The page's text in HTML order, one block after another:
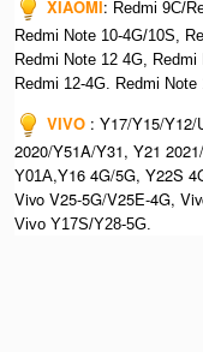
XIAOMI: Redmi 9C/
Redmi Note 10-4G/10S,
Redmi Note 12 4G,
Redmi
Redmi 12-4G.
Redmi Note
VIVO : Y17/Y15/Y12/
2020/Y51A/Y31, Y21
Y01A,Y16 4G/5G, Y22S
Vivo V25-5G/V25E-4G,
Vivo Y17S/Y28-5G.